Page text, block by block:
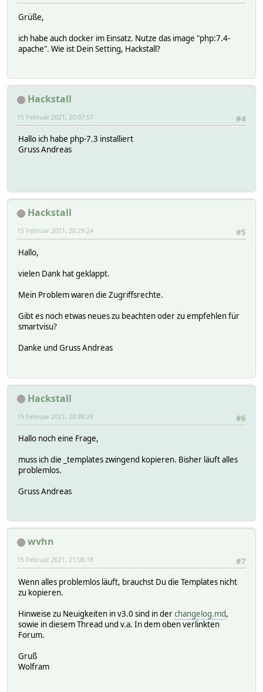
Grüße,
ich habe auch docker im Einsatz. Nutze das image "php:7.4-
apache". Wie ist Dein Setting, Hackstall?
Hackstall
#4
15 Februar 2021, 20:07:57
Hallo ich habe php-7.3 installiert
Gruss Andreas
Hackstall
#5
15 Februar 2021, 20:29:24
Hallo,
vielen Dank hat geklappt.
Mein Problem waren die Zugriffsrechte.
Gibt es noch etwas neues zu beachten oder zu empfehlen für
smartvisu?
Danke und Gruss Andreas
Hackstall
#6
15 Februar 2021, 20:38:28
Hallo noch eine Frage,
muss ich die _templates zwingend kopieren. Bisher läuft alles
problemlos.
Gruss Andreas
wvhn
#7
15 Februar 2021, 21:08:18
Wenn alles problemlos läuft, brauchst Du die Templates nicht
zu kopieren.
Hinweise zu Neuigkeiten in v3.0 sind in derchangelog.md,
sowie in diesem Thread und v.a. In dem oben verlinkten
Forum.
Gruß
Wolfram